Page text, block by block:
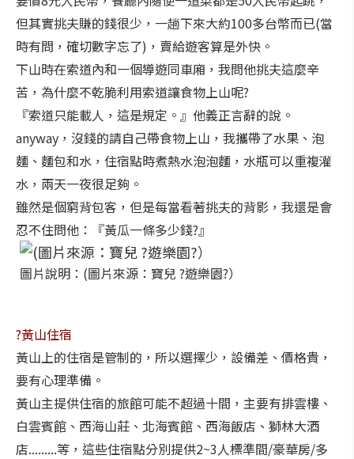
但其實挑夫賺的錢很少，一趟下來大約100多台幣而已(當
時有問，確切數字忘了)，賣給遊客算是外快。
下山時在索道內和一個導遊同車廂，我問他挑夫這麼辛
苦，為什麼不乾脆利用索道讓食物上山呢?
『索道只能載人，這是規定。』他義正言辭的說。
anyway，沒錢的請自己帶食物上山，我攜帶了水果、泡
麵、麵包和水，住宿點時煮熱水泡泡麵，水瓶可以重複灌
水，兩天一夜很足夠。
雖然是個窮背包客，但是每當看著挑夫的背影，我還是會
忍不住問他：『黃瓜一條多少錢?』
圖片說明：(圖片來源：寶兒 ?遊樂園?）
?黃山住宿
黃山上的住宿是管制的，所以選擇少，設備差、價格貴，
要有心理準備。
黃山主提供住宿的旅館可能不超過十間，主要有排雲樓、
白雲賓館、西海山莊、北海賓館、西海飯店、獅林大酒
店.........等，這些住宿點分別提供2~3人標準間/豪華房/多